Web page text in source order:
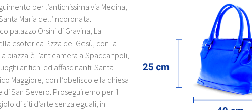
per l’antichissima via Medina,
Maria dell’Incoronata.
palazzo Orsini di Gravina, La
esoterica P.zza del Gesù, con la
piazza è l’anticamera a Spaccanpoli,
antichi ed affascinanti: Santa
Maggiore, con l’obelisco e la chiesa
San Severo. Proseguiremo per il
di siti d’arte senza eguali, in